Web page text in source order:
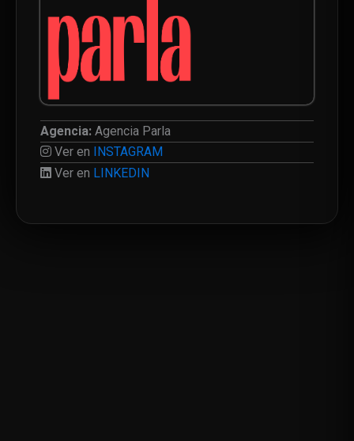
Agencia: Agencia Parla
Ver en
INSTAGRAM
Ver en LINKEDIN